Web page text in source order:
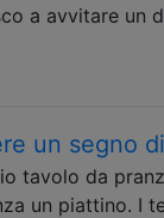
a avvitare un
un segno
tavolo da
un piattino. I